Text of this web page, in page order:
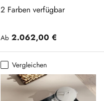
2 Farben verfügbar
Normaler Preis
Ab 2.062,00 €
Vergleichen